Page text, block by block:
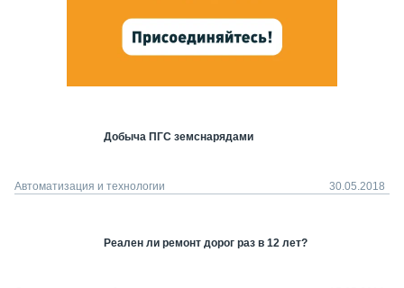
Добыча ПГС земснарядами
Автоматизация и технологии 30.05.2018
Реален ли ремонт дорог раз в 12 лет?